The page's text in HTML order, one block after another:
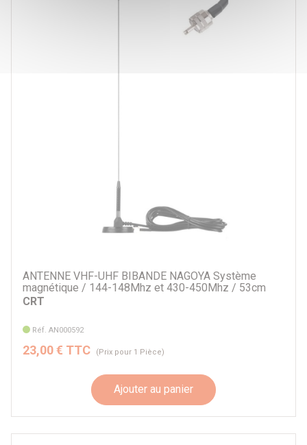
ANTENNE VHF-UHF BIBANDE NAGOYA Système
magnétique / 144-148Mhz et 430-450Mhz / 53cm
CRT
Réf. AN000592
23,00 € TTC (Prix pour 1 Pièce)
Ajouter au panier